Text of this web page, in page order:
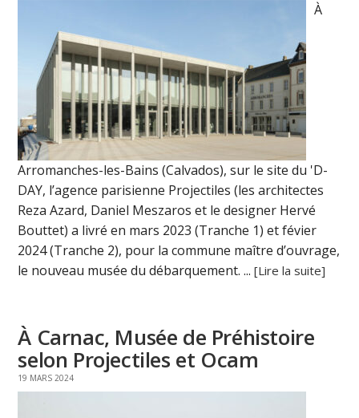
À
Arromanches-les-Bains (Calvados), sur le site du 'D-
DAY, l’agence parisienne Projectiles (les architectes
Reza Azard, Daniel Meszaros et le designer Hervé
Bouttet) a livré en mars 2023 (Tranche 1) et févier
2024 (Tranche 2), pour la commune maître d’ouvrage,
le nouveau musée du débarquement. ...[Lire la suite]
À Carnac, Musée de Préhistoire
selon Projectiles et Ocam
19 MARS 2024